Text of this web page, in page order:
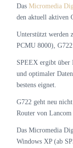
Das Micromedia
den aktuell aktiven
Unterstützt werden
PCMU 8000),
SPEEX ergibt über
und optimaler
bestens eignet.
G722 geht neu
Router von
Das Micromedia
Windows XP (ab